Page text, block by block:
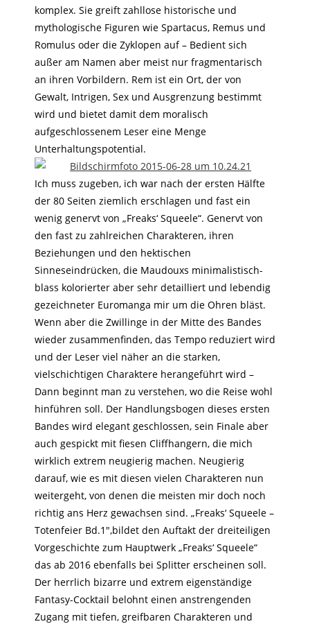
komplex. Sie greift zahllose historische und
mythologische Figuren wie Spartacus, Remus und
Romulus oder die Zyklopen auf – Bedient sich
außer am Namen aber meist nur fragmentarisch
an ihren Vorbildern. Rem ist ein Ort, der von
Gewalt, Intrigen, Sex und Ausgrenzung bestimmt
wird und bietet damit dem moralisch
aufgeschlossenem Leser eine Menge
Unterhaltungspotential.
Ich muss zugeben, ich war nach der ersten Hälfte
der 80 Seiten ziemlich erschlagen und fast ein
wenig genervt von „Freaks‘ Squeele“. Genervt von
den fast zu zahlreichen Charakteren, ihren
Beziehungen und den hektischen
Sinneseindrücken, die Maudouxs minimalistisch-
blass kolorierter aber sehr detailliert und lebendig
gezeichneter Euromanga mir um die Ohren bläst.
Wenn aber die Zwillinge in der Mitte des Bandes
wieder zusammenfinden, das Tempo reduziert wird
und der Leser viel näher an die starken,
vielschichtigen Charaktere herangeführt wird –
Dann beginnt man zu verstehen, wo die Reise wohl
hinführen soll. Der Handlungsbogen dieses ersten
Bandes wird elegant geschlossen, sein Finale aber
auch gespickt mit fiesen Cliffhangern, die mich
wirklich extrem neugierig machen. Neugierig
darauf, wie es mit diesen vielen Charakteren nun
weitergeht, von denen die meisten mir doch noch
richtig ans Herz gewachsen sind. „Freaks‘ Squeele –
Totenfeier Bd.1″‚bildet den Auftakt der dreiteiligen
Vorgeschichte zum Hauptwerk „Freaks‘ Squeele“
das ab 2016 ebenfalls bei Splitter erscheinen soll.
Der herrlich bizarre und extrem eigenständige
Fantasy-Cocktail belohnt einen anstrengenden
Zugang mit tiefen, greifbaren Charakteren und